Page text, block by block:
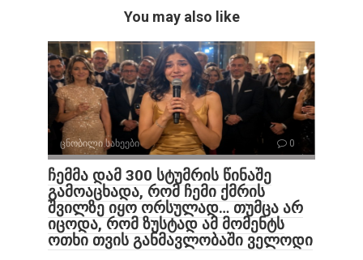
You may also like
ცნობილი სახეები 0
ჩემმა დამ 300 სტუმრის წინაშე
გამოაცხადა, რომ ჩემი ქმრის
შვილზე იყო ორსულად… თუმცა არ
იცოდა, რომ ზუსტად ამ მომენტს
ოთხი თვის განმავლობაში ველოდი